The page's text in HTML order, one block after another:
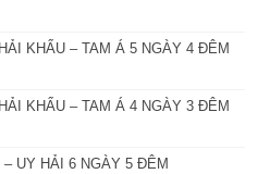
KHẨU – TAM Á 5 NGÀY 4 ĐÊM
KHẨU – TAM Á 4 NGÀY 3 ĐÊM
UY HẢI 6 NGÀY 5 ĐÊM